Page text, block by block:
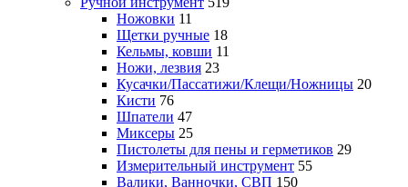
Ножовки 11
Щетки ручные 18
Кельмы, ковши 11
Ножи, лезвия 23
Кусачки/Пассатижи/Клещи/Ножницы 20
Кисти 76
Шпатели 47
Миксеры 25
Пистолеты для пены и герметиков 29
Измерительный инструмент 55
Валики, Ванночки, СВП 150